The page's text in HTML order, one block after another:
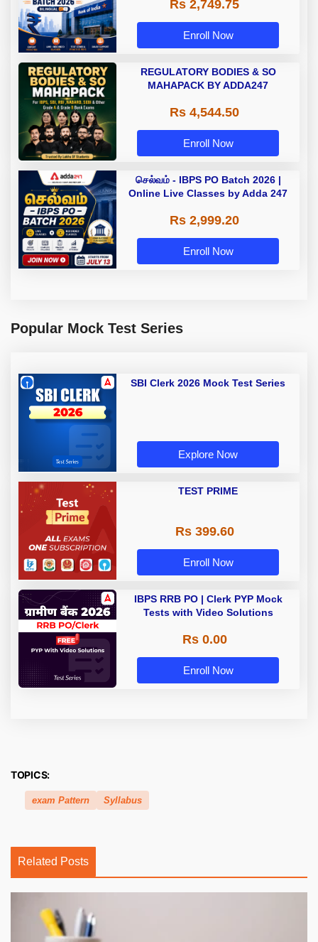
Rs 2,749.75
Enroll Now
REGULATORY BODIES & SO
MAHAPACK BY ADDA247
Rs 4,544.50
Enroll Now
செல்வம் - IBPS PO Batch 2026 |
Online Live Classes by Adda 247
Rs 2,999.20
Enroll Now
Popular Mock Test Series
SBI Clerk 2026 Mock Test Series
Explore Now
TEST PRIME
Rs 399.60
Enroll Now
IBPS RRB PO | Clerk PYP Mock
Tests with Video Solutions
Rs 0.00
Enroll Now
TOPICS:
exam Pattern Syllabus
Related Posts